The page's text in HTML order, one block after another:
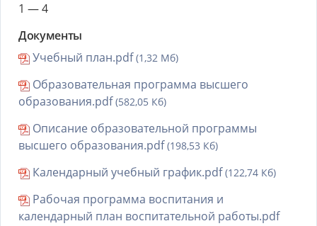
1 — 4
Документы
Учебный план.pdf(1,32 Мб)
Образовательная программа высшего
образования.pdf(582,05 Кб)
Описание образовательной программы
высшего образования.pdf(198,53 Кб)
Календарный учебный график.pdf(122,74 Кб)
Рабочая программа воспитания и
календарный план воспитательной работы.pdf